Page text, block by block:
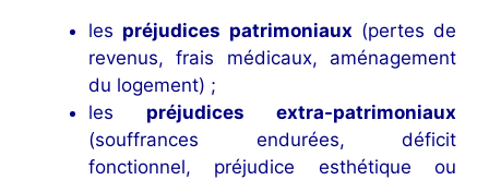
les préjudices patrimoniaux (pertes de
revenus, frais médicaux, aménagement
du logement) ;
les préjudices extra-patrimoniaux
(souffrances endurées, déficit
fonctionnel, préjudice esthétique ou